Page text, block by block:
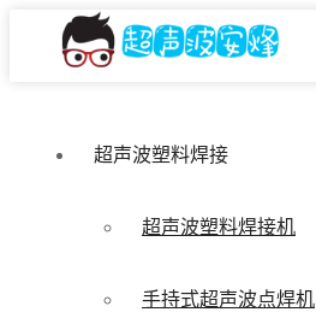
超声波塑料焊接
超声波塑料焊接机
手持式超声波点焊机